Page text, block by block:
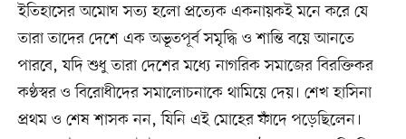
ইতিহাসের অমোঘ সত্য হলো প্রত্যেক একনায়কই মনে করে যে
তারা তাদের দেশে এক অভূতপূর্ব সমৃদ্ধি ও শান্তি বয়ে আনতে
পারবে, যদি শুধু তারা দেশের মধ্যে নাগরিক সমাজের বিরক্তিকর
কণ্ঠস্বর ও বিরোধীদের সমালোচনাকে থামিয়ে দেয়। শেখ হাসিনা
প্রথম ও শেষ শাসক নন, যিনি এই মোহের ফাঁদে পড়েছিলেন।